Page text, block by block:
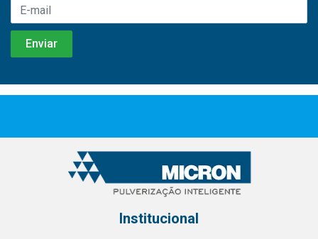
Institucional